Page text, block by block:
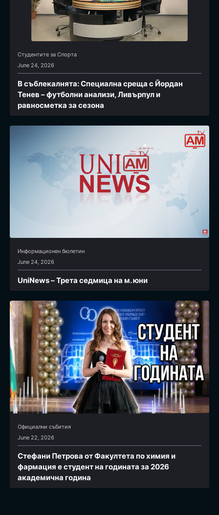
Студентите за Спортa
June 24, 2026
В съблекалнята: Специална среща с Йордан
Тенев – футболни анализи, Ливърпул и
равносметка за сезона
Информационен бюлетин
June 24, 2026
UniNews – Трета седмица на м. юни
Официални събития
June 22, 2026
Стефани Петрова от Факултета по химия и
фармация e студент на годината за 2026
академична година